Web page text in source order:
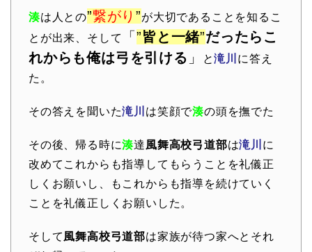
湊は人との”繋がり”が大切であることを知るこ
とが出来、そして
「”皆と一緒”だったらこ
れからも俺は弓を引ける 」 と滝川 に答え
た。
その答えを聞いた滝川 は笑顔で湊の頭を撫でた
その後、帰る時に湊達風舞高校弓道部は滝川 に
改めてこれからも指導してもらうことを礼儀正
しくお願いし、もこれからも指導を続けていく
ことを礼儀正しくお願いした。
そして風舞高校弓道部は家族が待つ家へとそれ